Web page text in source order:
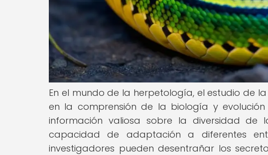
En el mundo de la herpetología, el estudio de
en la comprensión de la biología y
información valiosa sobre la diversidad de
capacidad de adaptación a diferentes
investigadores pueden desentrañar los